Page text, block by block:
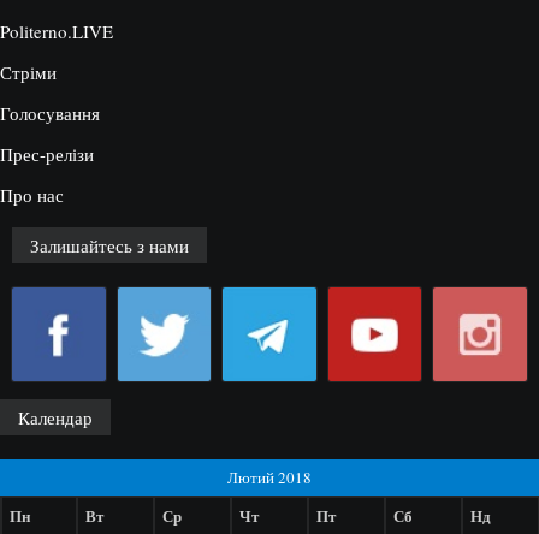
Politerno.LIVE
Стріми
Голосування
Прес-релізи
Про нас
Залишайтесь з нами
Календар
Лютий 2018
Пн Вт Ср Чт Пт Сб Нд